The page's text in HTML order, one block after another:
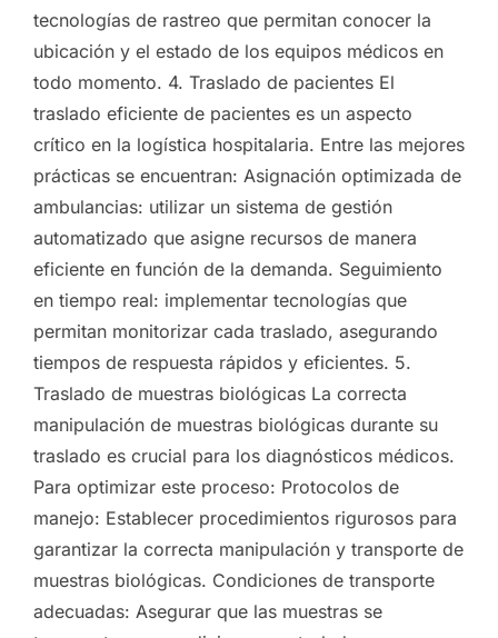
tecnologías de rastreo que permitan conocer la
ubicación y el estado de los equipos médicos en
todo momento. 4. Traslado de pacientes El
traslado eficiente de pacientes es un aspecto
crítico en la logística hospitalaria. Entre las mejores
prácticas se encuentran: Asignación optimizada de
ambulancias: utilizar un sistema de gestión
automatizado que asigne recursos de manera
eficiente en función de la demanda. Seguimiento
en tiempo real: implementar tecnologías que
permitan monitorizar cada traslado, asegurando
tiempos de respuesta rápidos y eficientes. 5.
Traslado de muestras biológicas La correcta
manipulación de muestras biológicas durante su
traslado es crucial para los diagnósticos médicos.
Para optimizar este proceso: Protocolos de
manejo: Establecer procedimientos rigurosos para
garantizar la correcta manipulación y transporte de
muestras biológicas. Condiciones de transporte
adecuadas: Asegurar que las muestras se